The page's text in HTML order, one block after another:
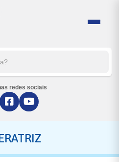
redes sociais